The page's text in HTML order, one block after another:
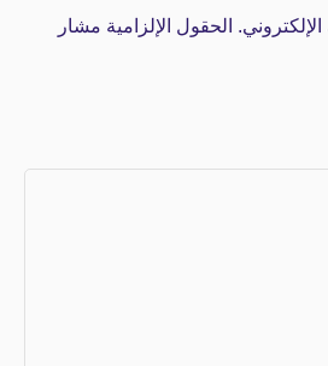
الحقول الإلزامية مشار